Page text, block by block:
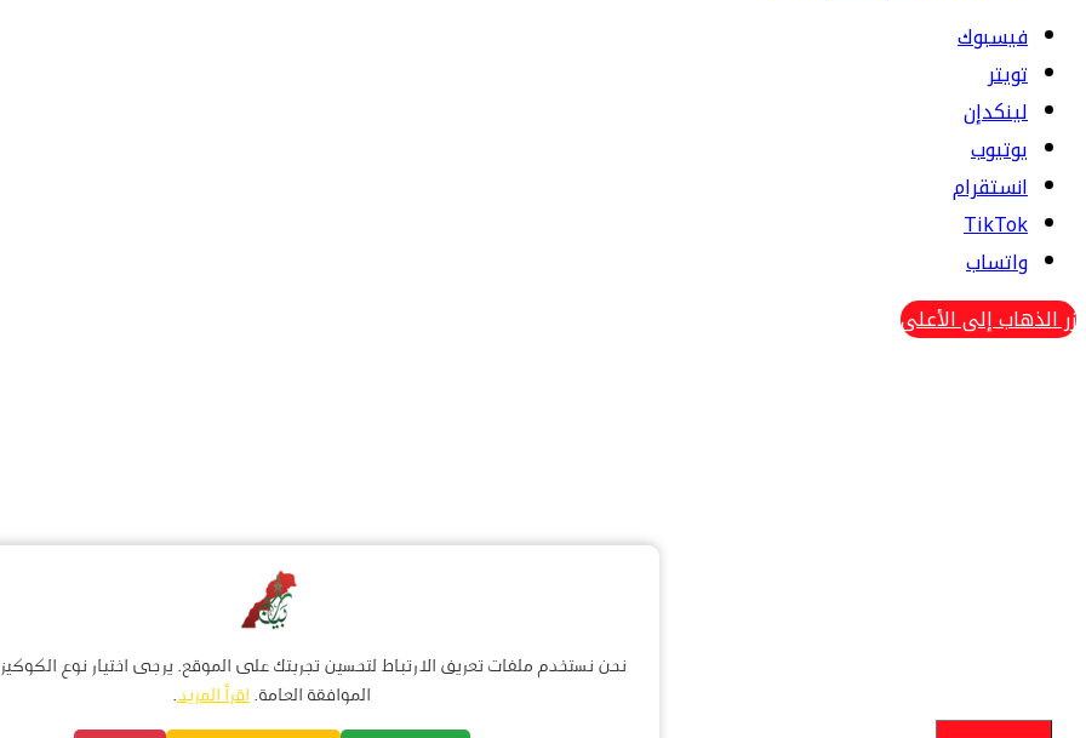
فيسبوك
تويتر
لينكدإن
يوتيوب
انستقرام
TikTok
واتساب
زر الذهاب إلى الأعلى
نحن نستخدم ملفات تعريف الارتباط لتحسين تجربتك على الموقع. يرجى اختيار نوع
الموافقة العامة. اقرأ المزيد.